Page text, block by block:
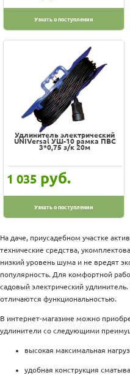
Узнать о поступлении
Удлинитель электрический
UNIVersal УШ-10 рамка ПВС
3*0,75 з/к 20м
1 035 руб.
Узнать о поступлении
На даче, приусадебном участке
технические средства,
низкий уровень шума и не вредят
популярность. Для комфортной
садовый электрический
отличаются функциональностью.
В интернет-магазине можно
удлинители со следующими
высокая максимальная
удобная конструкция